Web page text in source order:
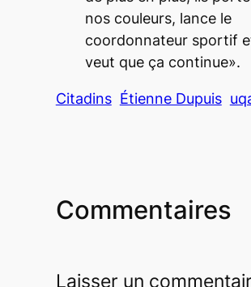
nos couleurs, lance le
coordonnateur sportif
veut que ça continue».
Citadins Étienne Dupuis
Commentaires
Laisser un